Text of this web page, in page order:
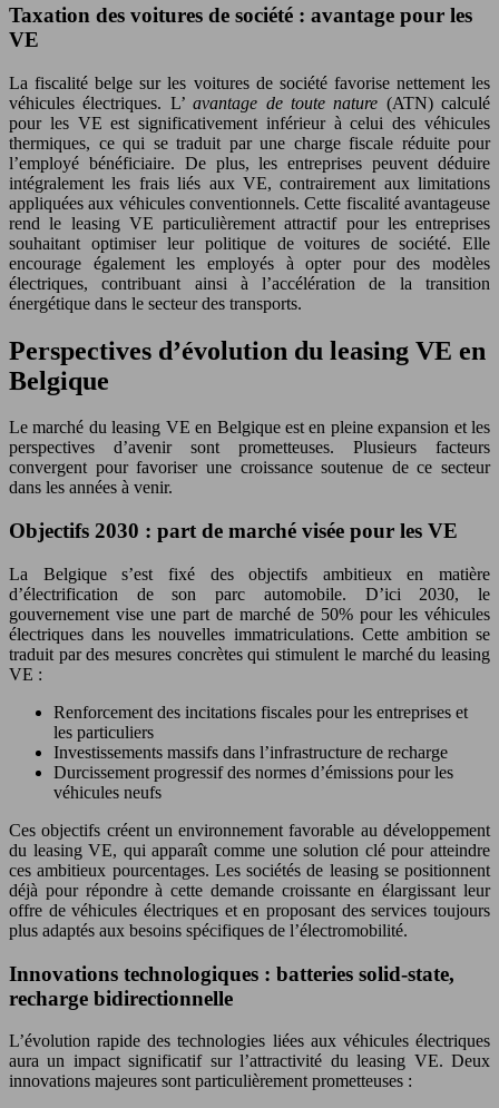
Taxation des voitures de société : avantage pour les
VE
La fiscalité belge sur les voitures de société favorise nettement les
véhicules électriques. L’avantage de toute nature (ATN) calculé
pour les VE est significativement inférieur à celui des véhicules
thermiques, ce qui se traduit par une charge fiscale réduite pour
l’employé bénéficiaire. De plus, les entreprises peuvent déduire
intégralement les frais liés aux VE, contrairement aux limitations
appliquées aux véhicules conventionnels. Cette fiscalité avantageuse
rend le leasing VE particulièrement attractif pour les entreprises
souhaitant optimiser leur politique de voitures de société. Elle
encourage également les employés à opter pour des modèles
électriques, contribuant ainsi à l’accélération de la transition
énergétique dans le secteur des transports.
Perspectives d’évolution du leasing VE en
Belgique
Le marché du leasing VE en Belgique est en pleine expansion et les
perspectives d’avenir sont prometteuses. Plusieurs facteurs
convergent pour favoriser une croissance soutenue de ce secteur
dans les années à venir.
Objectifs 2030 : part de marché visée pour les VE
La Belgique s’est fixé des objectifs ambitieux en matière
d’électrification de son parc automobile. D’ici 2030, le
gouvernement vise une part de marché de 50% pour les véhicules
électriques dans les nouvelles immatriculations. Cette ambition se
traduit par des mesures concrètes qui stimulent le marché du leasing
VE :
Renforcement des incitations fiscales pour les entreprises et
les particuliers
Investissements massifs dans l’infrastructure de recharge
Durcissement progressif des normes d’émissions pour les
véhicules neufs
Ces objectifs créent un environnement favorable au développement
du leasing VE, qui apparaît comme une solution clé pour atteindre
ces ambitieux pourcentages. Les sociétés de leasing se positionnent
déjà pour répondre à cette demande croissante en élargissant leur
offre de véhicules électriques et en proposant des services toujours
plus adaptés aux besoins spécifiques de l’électromobilité.
Innovations technologiques : batteries solid-state,
recharge bidirectionnelle
L’évolution rapide des technologies liées aux véhicules électriques
aura un impact significatif sur l’attractivité du leasing VE. Deux
innovations majeures sont particulièrement prometteuses :